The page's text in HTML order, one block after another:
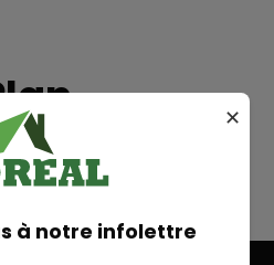
à notre infolettre
✕